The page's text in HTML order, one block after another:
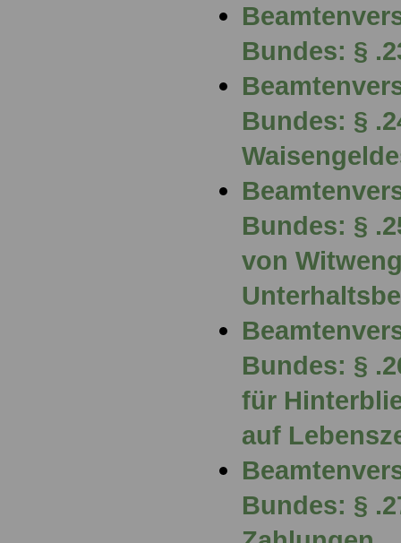
Bundes: §
Bundes: §
Bundes: §
von
Bundes: §
für
auf
Bundes: §